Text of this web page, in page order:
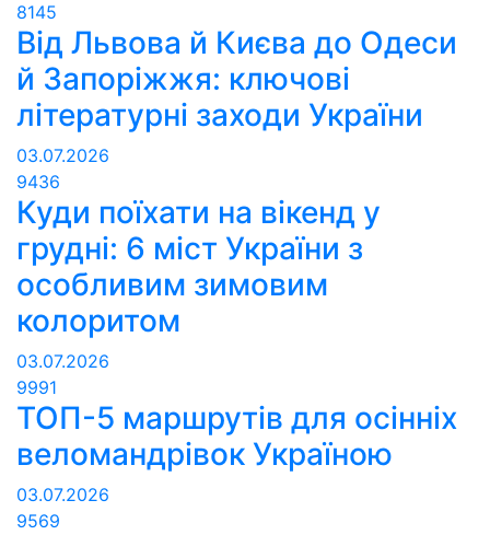
8145
Від Львова й Києва до Одеси
й Запоріжжя: ключові
літературні заходи України
03.07.2026
9436
Куди поїхати на вікенд у
грудні: 6 міст України з
особливим зимовим
колоритом
03.07.2026
9991
ТОП-5 маршрутів для осінніх
веломандрівок Україною
03.07.2026
9569